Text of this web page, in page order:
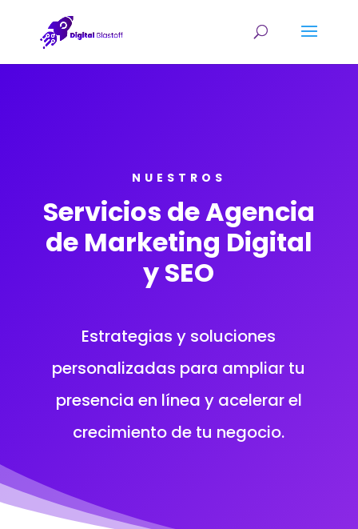
NUESTROS
Servicios de Agencia
de Marketing Digital
y SEO
Estrategias y soluciones
personalizadas para ampliar tu
presencia en línea y acelerar el
crecimiento de tu negocio.